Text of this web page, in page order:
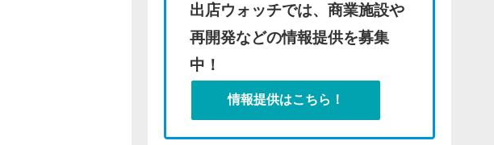
出店ウォッチでは、商業施設や
再開発などの情報提供を募集
中！
情報提供はこちら！